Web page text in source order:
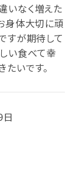
いなく増えた
身体大切に頑
すが期待して
い食べて幸
いです。